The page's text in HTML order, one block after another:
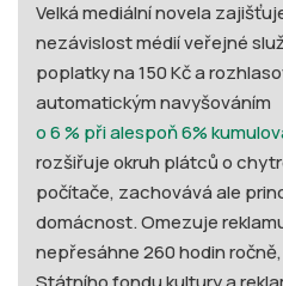
Velká mediální novela
nezávislost médií veřejné
poplatky na 150 Kč a
automatickým navyšováním
o 6 % při alespoň 6%
rozšiřuje okruh plátců o
počítače, zachovává ale
domácnost. Omezuje
nepřesáhne 260 hodin